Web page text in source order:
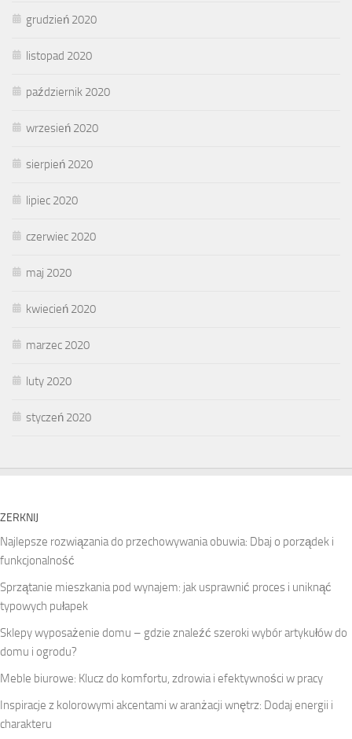
grudzień 2020
listopad 2020
październik 2020
wrzesień 2020
sierpień 2020
lipiec 2020
czerwiec 2020
maj 2020
kwiecień 2020
marzec 2020
luty 2020
styczeń 2020
ZERKNIJ
Najlepsze rozwiązania do przechowywania obuwia: Dbaj o porządek i
funkcjonalność
Sprzątanie mieszkania pod wynajem: jak usprawnić proces i uniknąć
typowych pułapek
Sklepy wyposażenie domu – gdzie znaleźć szeroki wybór artykułów do
domu i ogrodu?
Meble biurowe: Klucz do komfortu, zdrowia i efektywności w pracy
Inspiracje z kolorowymi akcentami w aranżacji wnętrz: Dodaj energii i
charakteru